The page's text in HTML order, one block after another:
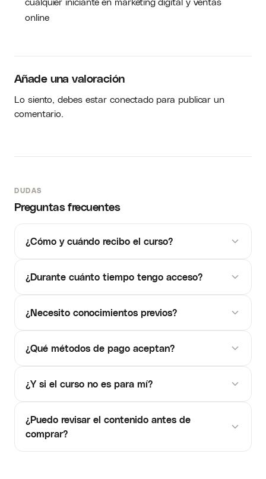
online
Añade una valoración
Lo siento, debes estarconectadopara publicar un
comentario.
DUDAS
Preguntas frecuentes
¿Cómo y cuándo recibo el curso?
¿Durante cuánto tiempo tengo acceso?
¿Necesito conocimientos previos?
¿Qué métodos de pago aceptan?
¿Y si el curso no es para mí?
¿Puedo revisar el contenido antes de
comprar?